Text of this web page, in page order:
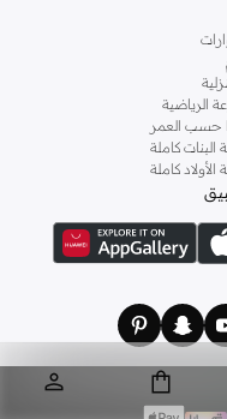
الرياضية
حسب العمر
كاملة
كاملة